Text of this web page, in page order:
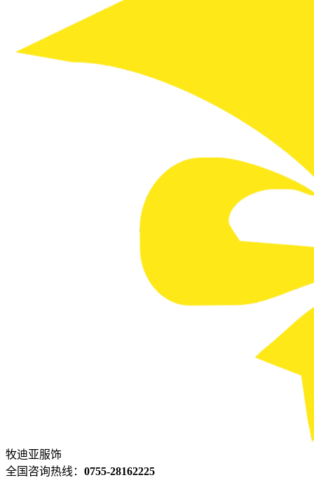
牧迪亚服饰
全国咨询热线： 0755-28162225